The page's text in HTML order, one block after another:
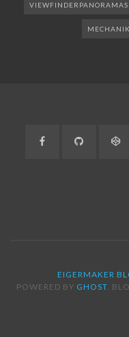
VIEWFINDERPANORAMAS
MECHANIK
Facebook GitHub
EIGERMAKER
POWERED BY GHOST.